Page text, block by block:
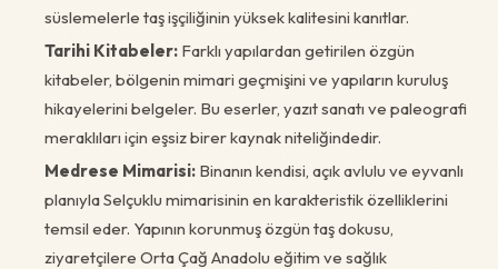
süslemelerle taş işçiliğinin yüksek kalitesini kanıtlar.
Tarihi Kitabeler: Farklı yapılardan getirilen özgün
kitabeler, bölgenin mimari geçmişini ve yapıların kuruluş
hikayelerini belgeler. Bu eserler, yazıt sanatı ve paleografi
meraklıları için eşsiz birer kaynak niteliğindedir.
Medrese Mimarisi: Binanın kendisi, açık avlulu ve eyvanlı
planıyla Selçuklu mimarisinin en karakteristik özelliklerini
temsil eder. Yapının korunmuş özgün taş dokusu,
ziyaretçilere Orta Çağ Anadolu eğitim ve sağlık